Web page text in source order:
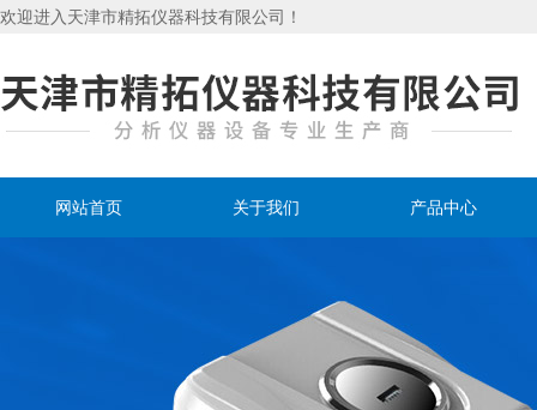
欢迎进入天津市精拓仪器科技有限公司！
网站首页 关于我们 产品中心